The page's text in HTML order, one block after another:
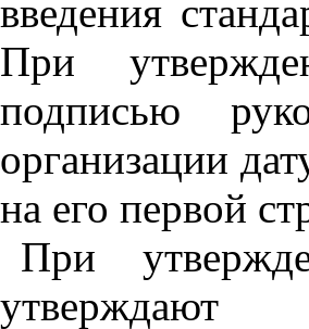
введения
При
подписью
организации
на его первой
При
утверждают